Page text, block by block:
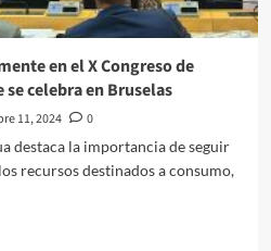
en el X Congreso de
celebra en Bruselas
11, 2024
0
destaca la importancia de seguir
recursos destinados a consumo,